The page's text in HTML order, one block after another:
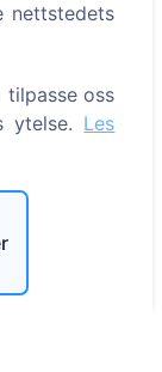
nettstedets
tilpasse oss
ytelse. Les